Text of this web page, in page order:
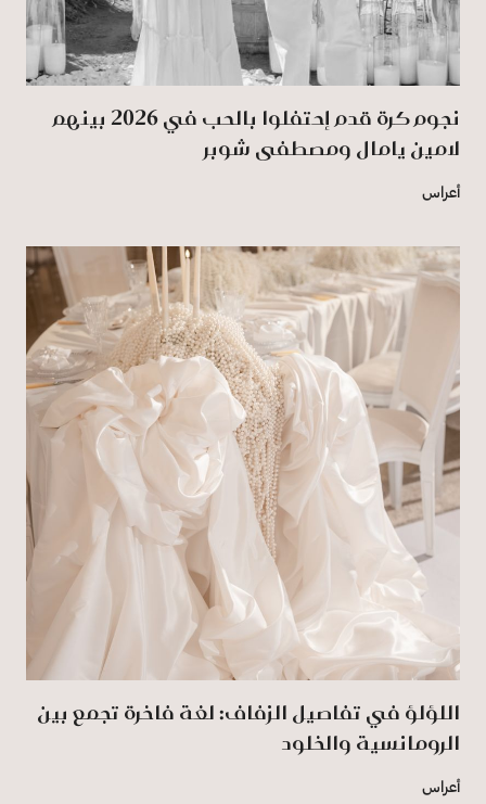
نجوم كرة قدم إحتفلوا بالحب في 2026 بينهم
لامين يامال ومصطفى شوبر
أعراس
اللؤلؤ في تفاصيل الزفاف: لغة فاخرة تجمع بين
الرومانسية والخلود
أعراس